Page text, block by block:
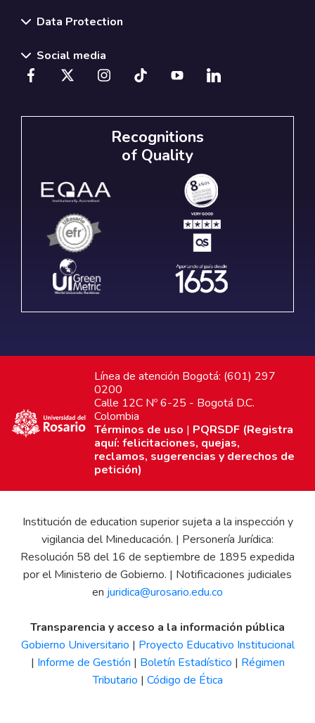
Data Protection
Social media
Recognitions
of Quality
Línea de atención Bogotá: (601) 297
0200
Calle 12C Nº 6-25 - Bogotá D.C.
Colombia
Términos de uso | PQRSDF (Registra
aquí: felicitaciones, quejas,
reclamos, sugerencias y derechos de
petición)
Institución de education superior sujeta a la inspección y
vigilancia del Mineducación. | Personería Jurídica:
Resolución 58 del 16 de septiembre de 1895 expedida
por el Ministerio de Gobierno. | Notificaciones judiciales
en juridica@urosario.edu.co
Transparencia y acceso a la información pública
Gobierno Universitario | Proyecto Educativo Institucional
| Informe de Gestión | Boletín Estadístico | Régimen
Tributario | Código de Ética